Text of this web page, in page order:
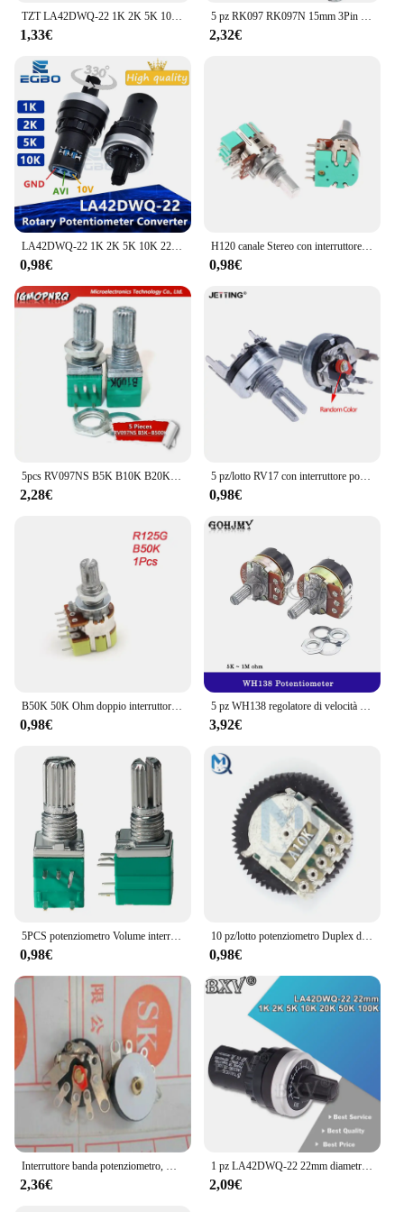
TZT LA42DWQ-22 1K 2K 5K 10K 20K 50K 100K 22mm diametro pentole potenziometro rotante convertitore regolatore Inverter interruttore di resistenza
1,33€
5 pz RK097 RK097N 15mm 3Pin potenziometri interruttori industriali B1K 5K 10K 20K 50K 100K 500K interruttore Audio albero amplificatore sigillatura
2,32€
LA42DWQ-22 1K 2K 5K 10K 22mm diametro pentole potenziometro rotativo convertitore regolatore Inverter interruttore di resistenza
0,98€
H120 canale Stereo con interruttore A50K A10K 15mm potenziometro Volume semialbero doppio potenziometro
0,98€
5pcs RV097NS B5K B10K B20K B50K B100K B500K 5PIN singolo collegati potenziometro con un interruttore audio di tenuta potenziometro
2,28€
5 pz/lotto RV17 con interruttore potenziometro maniglia lunghezza 15mm 5pin B1K 2K 5K 10K 20 50K
0,98€
B50K 50K Ohm doppio interruttore di controllo del Volume conico lineare interruttore potenziometro
0,98€
5 pz WH138 regolatore di velocità di resistenza regolabile con potenziometro interruttore WH138-1 B5K B10K B20K B50K B100K B250K B500K
3,92€
5PCS potenziometro Volume interruttori industriali 5pin B1K 5K 10K 20K 50K 100K 500K interruttore albero Audio 15mm amplificatore sigillatura RK097G
0,98€
10 pz/lotto potenziometro Duplex dell'ingranaggio della ruota di quadrante A103 10K per i potenziometri del commutatore di regolazione del Volume della Radio MP3/MP4
0,98€
Interruttore banda potenziometro, Radio, RV12, B50K, 5 pezzi
2,36€
1 pz LA42DWQ-22 22mm diametro pentole potenziometro rotante convertitore regolatore Inverter interruttore di resistenza 1K 2K 5K 10K 20K 50K 100K
2,09€